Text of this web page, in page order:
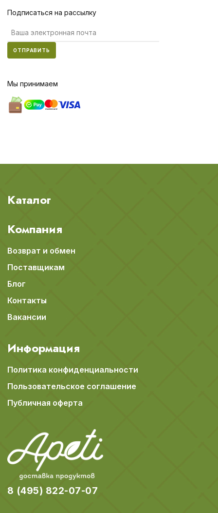
Подписаться на рассылку
ОТПРАВИТЬ
Мы принимаем
Каталог
Компания
Возврат и обмен
Поставщикам
Блог
Контакты
Вакансии
Информация
Политика конфиденциальности
Пользовательское соглашение
Публичная оферта
8 (495) 822-07-07